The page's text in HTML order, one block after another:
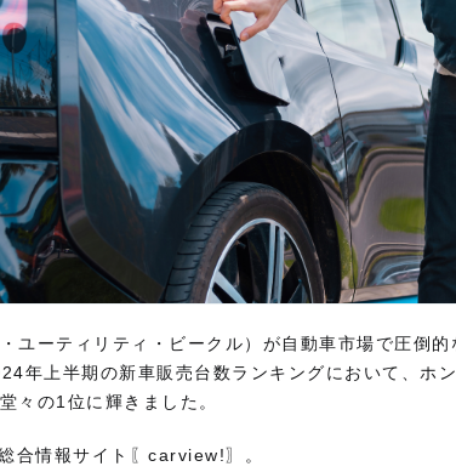
ユーティリティ・ビークル）が自動車市場で圧倒的
年上半期の新車販売台数ランキングにおいて、ホ
々の1位に輝きました。
合情報サイト〖carview!〗。